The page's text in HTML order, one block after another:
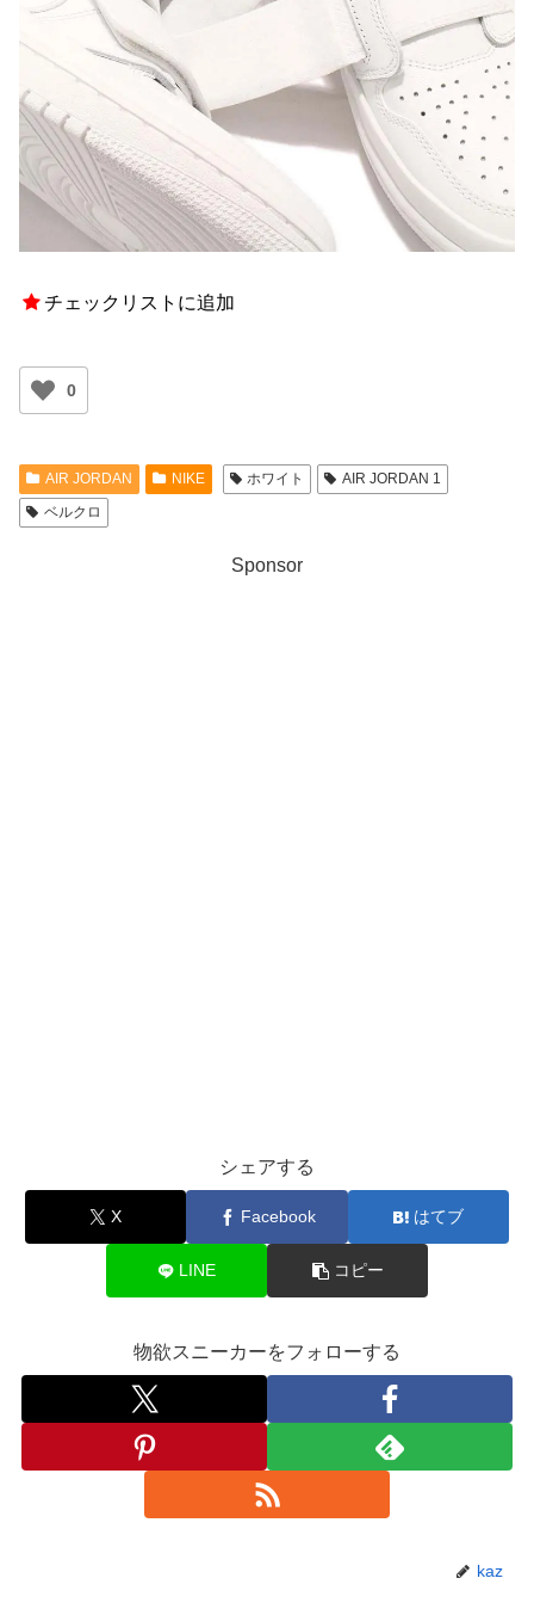
チェックリストに追加
0
AIR JORDAN NIKE ホワイト
AIR JORDAN 1
ベルクロ
Sponsor
シェアする
X Facebook はてブ
LINE コピー
物欲スニーカーをフォローする
kaz